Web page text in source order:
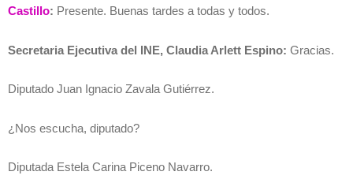
Castillo: Presente. Buenas tardes a todas y todos.
Secretaria Ejecutiva del INE, Claudia Arlett Espino: Gracias.
Diputado Juan Ignacio Zavala Gutiérrez.
¿Nos escucha, diputado?
Diputada Estela Carina Piceno Navarro.